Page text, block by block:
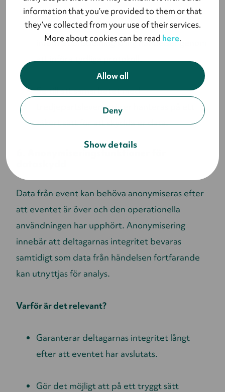
information that you’ve provided to them or that
they’ve collected from your use of their services.
More about cookies can be read here.
Allow all
Deny
Show details
Minska risken för mänskliga fel vid
informationsdelning kring händelser genom
att införa tydliga protokoll.
Se till att samarbetet med
tredjepartsleverantörer hanteras på ett
säkert sätt för att skydda er data.
6. Anonymiseringsfunktioner för
Data från event kan behöva anonymiseras efter
att eventet är över och den operationella
användningen har upphört. Anonymisering
innebär att deltagarnas integritet bevaras
samtidigt som data från händelsen fortfarande
kan utnyttjas för analys.
Varför är det relevant?
Garanterar deltagarnas integritet långt
efter att eventet har avslutats.
Gör det möjligt att på ett tryggt sätt